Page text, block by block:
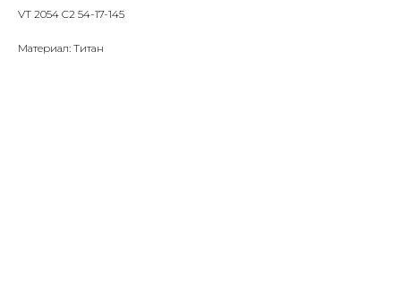
VT 2054 C2 54-17-145
Материал: Титан